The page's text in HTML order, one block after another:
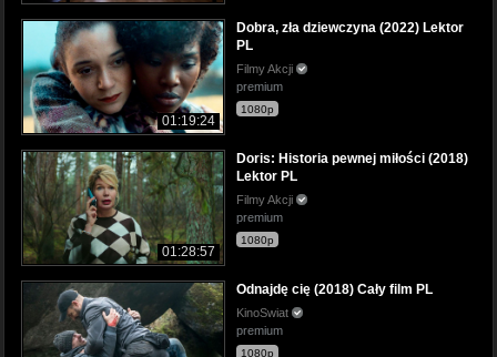
01:19:24
Dobra, zła dziewczyna (2022) Lektor
PL
Filmy Akcji
premium
1080p
01:28:57
Doris: Historia pewnej miłości (2018)
Lektor PL
Filmy Akcji
premium
1080p
Odnajdę cię (2018) Cały film PL
KinoSwiat
premium
1080p